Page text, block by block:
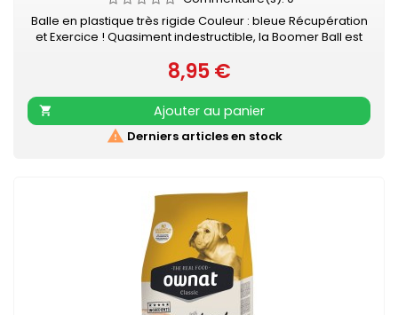
Balle en plastique très rigide Couleur : bleue Récupération
et Exercice ! Quasiment indestructible, la Boomer Ball est
détruire leurs jouets. La Boomer Ball n'est pas conçue pour
être transporté par votre chien. La taille sélectionnée doit
être supérieure à l'ouverture maximale de ses mâchoires.
Prix
8,95 €

Ajouter au panier
 Derniers articles en stock